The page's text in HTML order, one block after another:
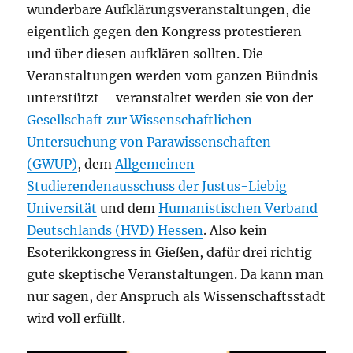
wunderbare Aufklärungsveranstaltungen, die
eigentlich gegen den Kongress protestieren
und über diesen aufklären sollten. Die
Veranstaltungen werden vom ganzen Bündnis
unterstützt – veranstaltet werden sie von der
Gesellschaft zur Wissenschaftlichen
Untersuchung von Parawissenschaften
(GWUP), dem Allgemeinen
Studierendenausschuss der Justus-Liebig
Universität und demHumanistischen Verband
Deutschlands (HVD) Hessen. Also kein
Esoterikkongress in Gießen, dafür drei richtig
gute skeptische Veranstaltungen. Da kann man
nur sagen, der Anspruch als Wissenschaftsstadt
wird voll erfüllt.